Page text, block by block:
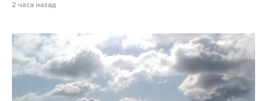
2 часа назад